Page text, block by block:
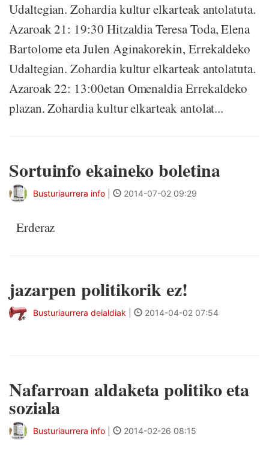
Udaltegian. Zohardia kultur elkarteak antolatuta.
Azaroak 21: 19:30 Hitzaldia Teresa Toda, Elena
Bartolome eta Julen Aginakorekin, Errekaldeko
Udaltegian. Zohardia kultur elkarteak antolatuta.
Azaroak 22: 13:00etan Omenaldia Errekaldeko
plazan. Zohardia kultur elkarteak antolat...
Sortuinfo ekaineko boletina
Busturiaurrera info 2014-07-02 09:29
Erderaz
jazarpen politikorik ez!
Busturiaurrera deialdiak 2014-04-02 07:54
Nafarroan aldaketa politiko eta
soziala
Busturiaurrera info 2014-02-26 08:15